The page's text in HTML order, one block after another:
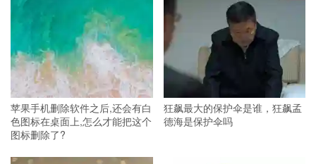
苹果手机删除软件之后,还会有白
色图标在桌面上,怎么才能把这个
图标删除了?
狂飙最大的保护伞是谁，狂飙孟
德海是保护伞吗